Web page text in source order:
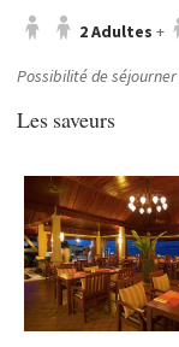
2 Adultes +
Possibilité de
Les saveurs